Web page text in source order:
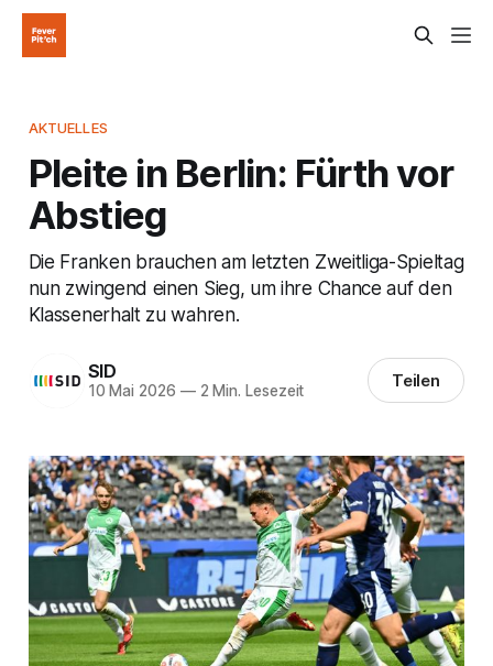
AKTUELLES
Pleite in Berlin: Fürth vor
Abstieg
Die Franken brauchen am letzten Zweitliga-Spieltag
nun zwingend einen Sieg, um ihre Chance auf den
Klassenerhalt zu wahren.
SID
10 Mai 2026 —2 Min. Lesezeit Teilen